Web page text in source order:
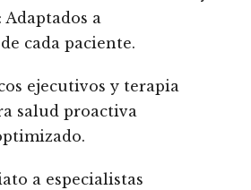
Adaptados a
cada paciente.
ejecutivos y terapia
salud proactiva
a especialistas